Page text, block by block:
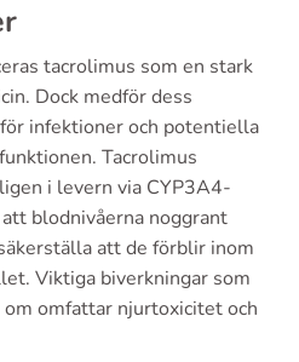
tacrolimus som en stark
Dock medför dess
infektioner och potentiella
Tacrolimus
i levern via CYP3A4-
blodnivåerna noggrant
att de förblir inom
Viktiga biverkningar som
omfattar njurtoxicitet och